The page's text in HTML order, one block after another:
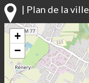
| Plan de la
+
−